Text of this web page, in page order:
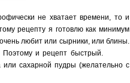
не хватает времени, то и
рецепту я готовлю как минимум
любит или сырники, или блины.
Поэтому и рецепт быстрый.
сахарной пудры (желательно с